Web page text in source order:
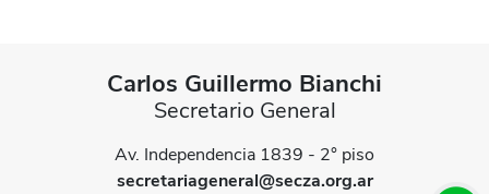
Carlos Guillermo Bianchi
Secretario General
Av. Independencia 1839 - 2° piso
secretariageneral@secza.org.ar